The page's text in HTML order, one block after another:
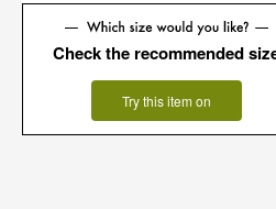
Check the recommended
Try this item on